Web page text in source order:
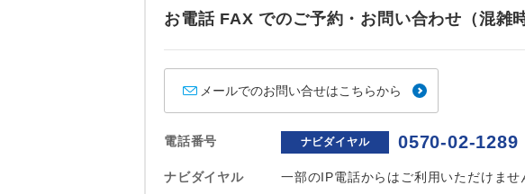
お電話 FAX でのご予約・お問い合わせ（混雑
メールでのお問い合せはこちらから
電話番号 ナビダイヤル 0570-02-1289
ナビダイヤル
一部のIP電話からはご利用いただけませ
ホテル指定 ご
おひとり様バス2席利用 お